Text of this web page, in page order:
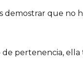
demostrar que no
pertenencia,